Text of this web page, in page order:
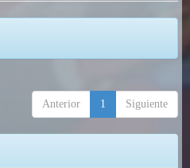
Anterior 1 Siguiente